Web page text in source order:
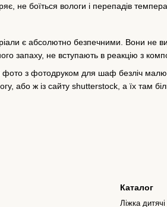
не боїться вологи і перепадів
є абсолютно безпечними. Вони не
запаху, не вступають в реакцію з
фото з фотодруком для шаф безліч
або ж із сайту shutterstock, а їх там
Каталог
Ліжка дитячі